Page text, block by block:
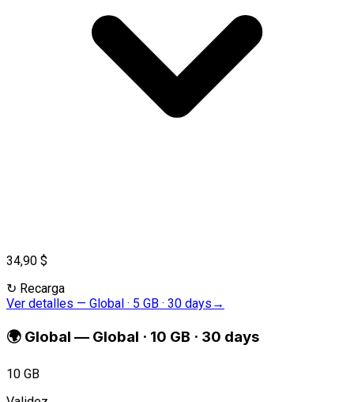
34,90 $
↻ Recarga
Ver detalles — Global · 5 GB · 30 days →
🌍 Global — Global · 10 GB · 30 days
10 GB